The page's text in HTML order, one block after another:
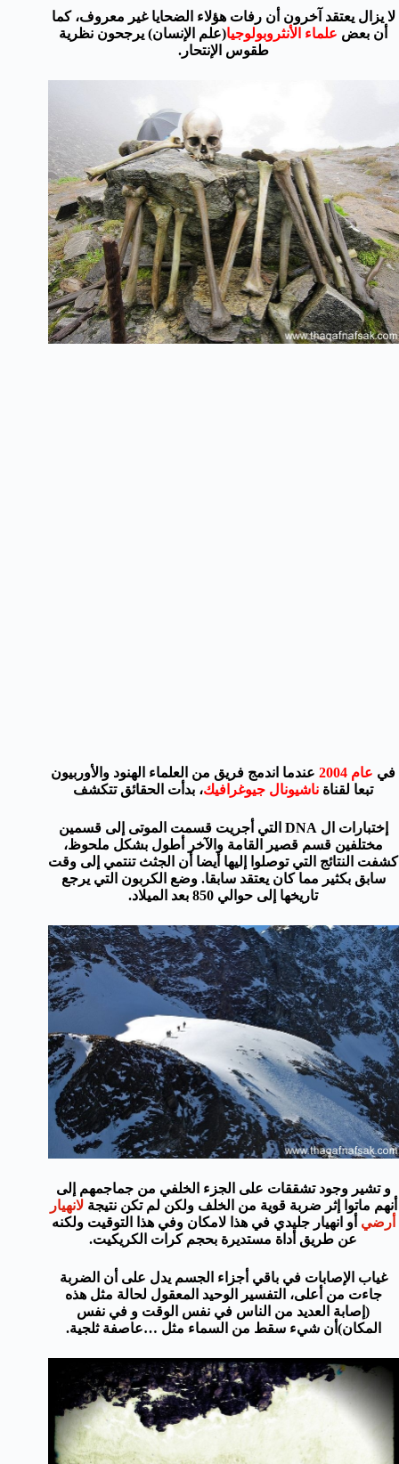
لا يزال يعتقد آخرون أن رفات هؤلاء الضحايا غير معروف، كما
أن بعض علماء الأنثروبولوجيا(علم الإنسان) يرجحون نظرية
طقوس الإنتحار.
في عام 2004
عندما اندمج فريق من العلماء الهنود والأوربيون
تبعا لقناة ناشيونال جيوغرافيك، بدأت الحقائق تتكشف
إختبارات ال DNA التي أجريت قسمت الموتى إلى قسمين
مختلفين قسم قصير القامة والآخر أطول بشكل ملحوظ،
كشفت النتائج التي توصلوا إليها أيضا أن الجثث تنتمي إلى وقت
سابق بكثير مما كان يعتقد سابقا. وضع الكربون التي يرجع
تاريخها إلى حوالي 850 بعد الميلاد.
و تشير وجود تشققات على الجزء الخلفي من جماجمهم إلى
أنهم ماتوا إثر ضربة قوية من الخلف ولكن لم تكن نتيجة لانهيار
أرضي أو انهيار جليدي في هذا لامكان وفي هذا التوقيت ولكنه
عن طريق أداة مستديرة بحجم كرات الكريكيت.
غياب الإصابات في باقي أجزاء الجسم يدل على أن الضربة
جاءت من أعلى، التفسير الوحيد المعقول لحالة مثل هذه
(إصابة العديد من الناس في نفس الوقت و في نفس
المكان)أن شيء سقط من السماء مثل …عاصفة ثلجية.